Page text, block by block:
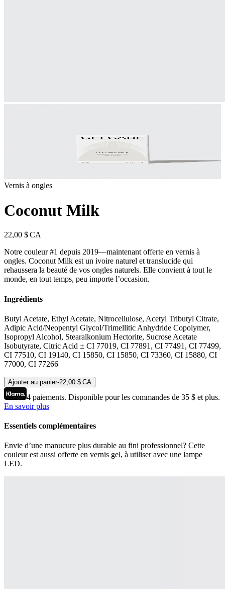
Vernis à ongles
Coconut Milk
22,00 $ CA
Notre couleur #1 depuis 2019—maintenant offerte en vernis à
ongles. Coconut Milk est un ivoire naturel et translucide qui
rehaussera la beauté de vos ongles naturels. Elle convient à tout le
monde, en tout temps, peu importe l’occasion.
Ingrédients
Butyl Acetate, Ethyl Acetate, Nitrocellulose, Acetyl Tributyl Citrate,
Adipic Acid/Neopentyl Glycol/Trimellitic Anhydride Copolymer,
Isopropyl Alcohol, Stearalkonium Hectorite, Sucrose Acetate
Isobutyrate, Citric Acid ± CI 77019, CI 77891, CI 77491, CI 77499,
CI 77510, CI 19140, CI 15850, CI 15850, CI 73360, CI 15880, CI
77000, CI 77266
Ajouter au panier-22,00 $ CA
4 paiements. Disponible pour les commandes de 35 $ et plus.
En savoir plus
Essentiels complémentaires
Envie d’une manucure plus durable au fini professionnel? Cette
couleur est aussi offerte en vernis gel, à utiliser avec une lampe
LED.